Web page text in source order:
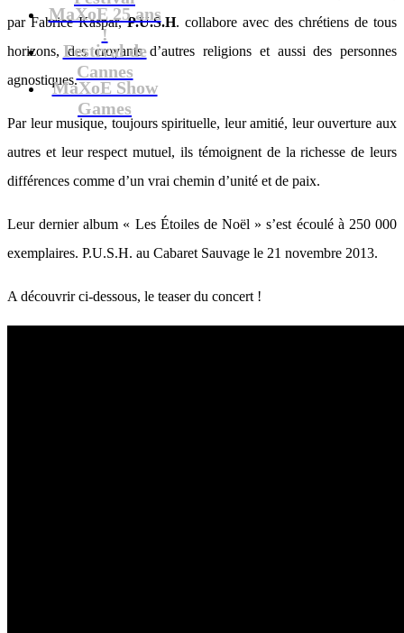
MaXoE 25 ans
!
Festival de
Cannes
MaXoE Show
Games
par Fabrice Kaspar,P.U.S.H. collabore avec des chrétiens de tous
horizons, des croyants d’autres religions et aussi des personnes
agnostiques.
Par leur musique, toujours spirituelle, leur amitié, leur ouverture aux
autres et leur respect mutuel, ils témoignent de la richesse de leurs
différences comme d’un vrai chemin d’unité et de paix.
Leur dernier album « Les Étoiles de Noël » s’est écoulé à 250 000
exemplaires. P.U.S.H. au Cabaret Sauvage le 21 novembre 2013.
A découvrir ci-dessous, le teaser du concert !